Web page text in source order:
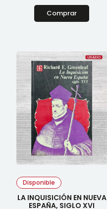
Comprar
Disponible
LA INQUISICIÓN EN NUEVA
ESPAÑA, SIGLO XVI